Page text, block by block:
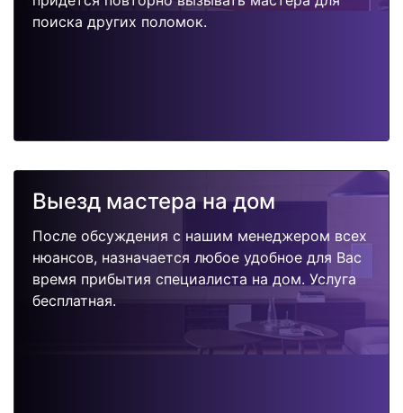
поиска других поломок.
Выезд мастера на дом
После обсуждения с нашим менеджером всех
нюансов, назначается любое удобное для Вас
время прибытия специалиста на дом. Услуга
бесплатная.